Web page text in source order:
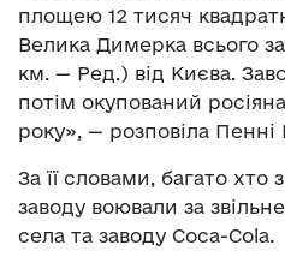
площею 12 тисяч
Велика Димерка всього
км. — Ред.) від Києва.
потім окупований
року», — розповіла Пенні
За її словами, багато хто
заводу воювали за
села та заводу Coca-Cola.